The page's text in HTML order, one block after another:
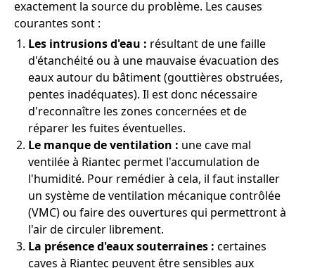
exactement la source du problème. Les causes
courantes sont :
Les intrusions d'eau : résultant de une faille
d'étanchéité ou à une mauvaise évacuation des
eaux autour du bâtiment (gouttières obstruées,
pentes inadéquates). Il est donc nécessaire
d'reconnaître les zones concernées et de
réparer les fuites éventuelles.
Le manque de ventilation : une cave mal
ventilée à Riantec permet l'accumulation de
l'humidité. Pour remédier à cela, il faut installer
un système de ventilation mécanique contrôlée
(VMC) ou faire des ouvertures qui permettront à
l'air de circuler librement.
La présence d'eaux souterraines : certaines
caves à Riantec peuvent être sensibles aux